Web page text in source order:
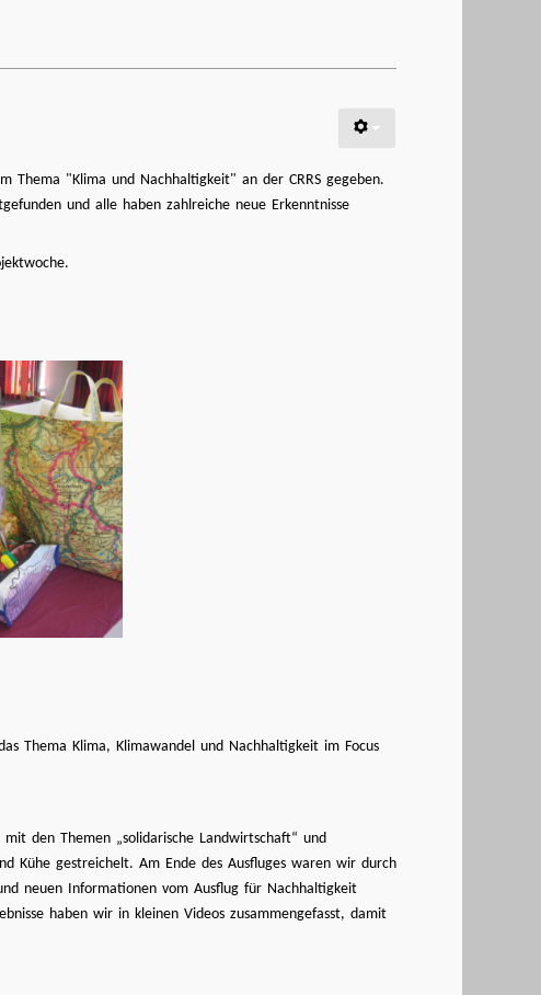
"Klima und Nachhaltigkeit" an der CRRS gegeben.
und alle haben zahlreiche neue Erkenntnisse
Thema Klima, Klimawandel und Nachhaltigkeit im Focus
den Themen „solidarische Landwirtschaft“ und
Kühe gestreichelt. Am Ende des Ausfluges waren wir durch
neuen Informationen vom Ausflug für Nachhaltigkeit
haben wir in kleinen Videos zusammengefasst, damit